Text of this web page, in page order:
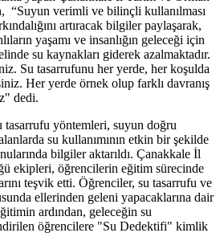
“Suyun verimli ve bilinçli kullanılması
artıracak bilgiler paylaşarak,
yaşamı ve insanlığın geleceği için
su kaynakları giderek azalmaktadır.
Su tasarrufunu her yerde, her koşulda
Her yerde örnek olup farklı davranış
dedi.
tasarrufu yöntemleri, suyun doğru
su kullanımının etkin bir şekilde
bilgiler aktarıldı. Çanakkale İl
ekipleri, öğrencilerin eğitim sürecinde
teşvik etti. Öğrenciler, su tasarrufu ve
ellerinden geleni yapacaklarına dair
ardından, geleceğin su
öğrencilere "Su Dedektifi" kimlik